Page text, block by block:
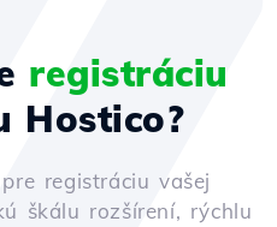
registráciu
Hostico?
registráciu vašej
škálu rozšírení, rýchlu